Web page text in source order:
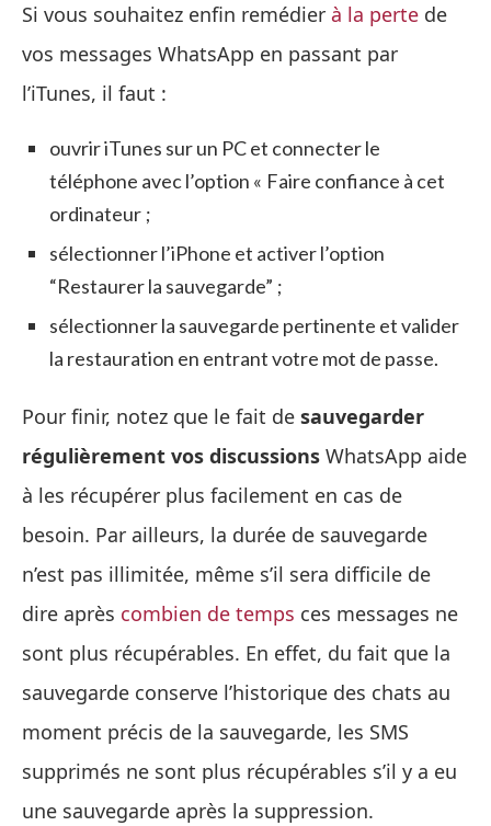
Si vous souhaitez enfin remédier à la perte de
vos messages WhatsApp en passant par
l’iTunes, il faut :
ouvrir iTunes sur un PC et connecter le
téléphone avec l’option « Faire confiance à cet
ordinateur ;
sélectionner l’iPhone et activer l’option
“Restaurer la sauvegarde” ;
sélectionner la sauvegarde pertinente et valider
la restauration en entrant votre mot de passe.
Pour finir, notez que le fait de sauvegarder
régulièrement vos discussions WhatsApp aide
à les récupérer plus facilement en cas de
besoin. Par ailleurs, la durée de sauvegarde
n’est pas illimitée, même s’il sera difficile de
dire après combien de temps ces messages ne
sont plus récupérables. En effet, du fait que la
sauvegarde conserve l’historique des chats au
moment précis de la sauvegarde, les SMS
supprimés ne sont plus récupérables s’il y a eu
une sauvegarde après la suppression.